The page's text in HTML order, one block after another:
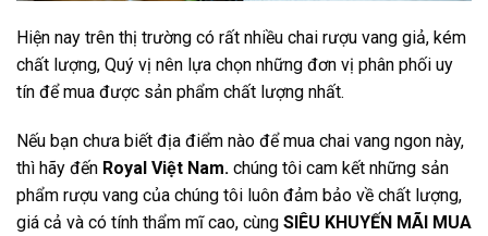
Hiện nay trên thị trường có rất nhiều chai rượu vang giả, kém
chất lượng, Quý vị nên lựa chọn những đơn vị phân phối uy
tín để mua được sản phẩm chất lượng nhất.
Nếu bạn chưa biết địa điểm nào để mua chai vang ngon này,
thì hãy đến Royal Việt Nam. chúng tôi cam kết những sản
phẩm rượu vang của chúng tôi luôn đảm bảo về chất lượng,
giá cả và có tính thẩm mĩ cao, cùng SIÊU KHUYẾN MÃI MUA